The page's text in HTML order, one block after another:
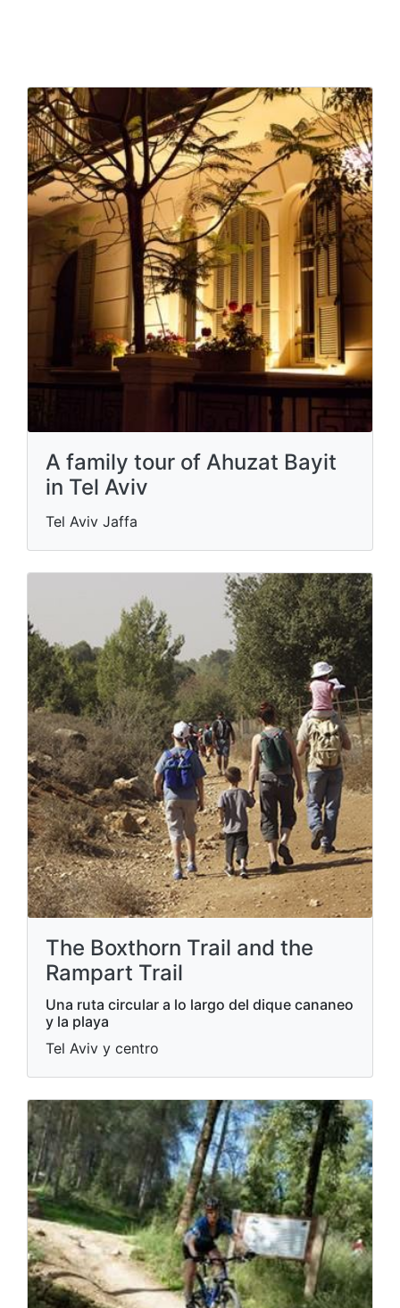
A family tour of Ahuzat Bayit
in Tel Aviv
Tel Aviv Jaffa
The Boxthorn Trail and the
Rampart Trail
Una ruta circular a lo largo del dique cananeo
y la playa
Tel Aviv y centro